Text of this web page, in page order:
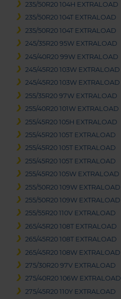
235/50R20 104H EXTRALOAD
235/50R20 104T EXTRALOAD
235/50R20 104T EXTRALOAD
245/35R20 95W EXTRALOAD
245/40R20 99W EXTRALOAD
245/45R20 103W EXTRALOAD
245/45R20 103W EXTRALOAD
255/35R20 97W EXTRALOAD
255/40R20 101W EXTRALOAD
255/45R20 105H EXTRALOAD
255/45R20 105T EXTRALOAD
255/45R20 105T EXTRALOAD
255/45R20 105T EXTRALOAD
255/45R20 105W EXTRALOAD
255/50R20 109W EXTRALOAD
255/50R20 109W EXTRALOAD
255/55R20 110V EXTRALOAD
265/45R20 108T EXTRALOAD
265/45R20 108T EXTRALOAD
265/45R20 108W EXTRALOAD
275/30R20 97V EXTRALOAD
275/40R20 106W EXTRALOAD
275/45R20 110Y EXTRALOAD